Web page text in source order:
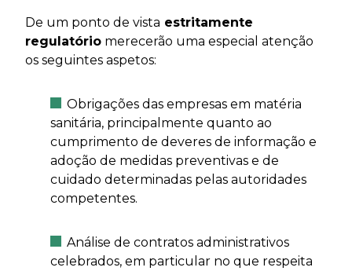
De um ponto de vista estritamente
regulatório merecerão uma especial atenção
os seguintes aspetos:
Obrigações das empresas em matéria
sanitária, principalmente quanto ao
cumprimento de deveres de informação e
adoção de medidas preventivas e de
cuidado determinadas pelas autoridades
competentes.
Análise de contratos administrativos
celebrados, em particular no que respeita